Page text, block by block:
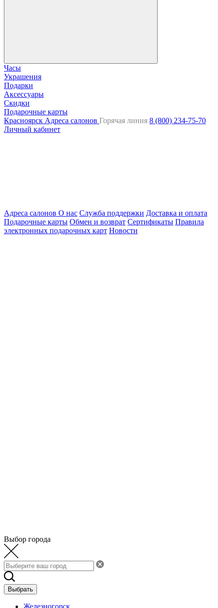
Часы
Украшения
Подарки
Аксессуары
Скидки
Подарочные карты
Красноярск Адреса салонов Горячая линия 8 (800) 234-75-70
Личный кабинет
Адреса салонов О нас Служба поддержки Доставка и оплата
Подарочные карты Обмен и возврат Сертификаты Правила
электронных подарочных карт Новости
Выбор города
Выбрать
Железногорск